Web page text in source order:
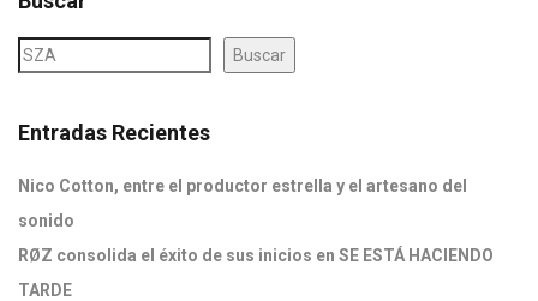
Buscar
Entradas Recientes
Nico Cotton, entre el productor estrella y el artesano del
sonido
RØZ consolida el éxito de sus inicios en SE ESTÁ HACIENDO
TARDE